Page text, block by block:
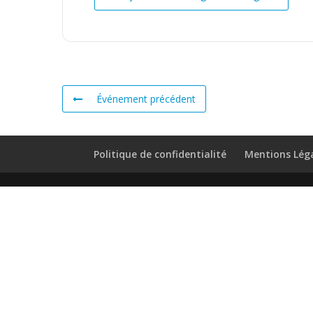
Événement précédent
Politique de confidentialité Mentions